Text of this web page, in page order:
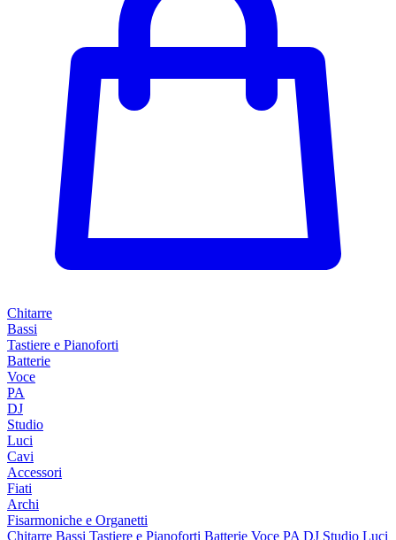
Chitarre
Bassi
Tastiere e Pianoforti
Batterie
Voce
PA
DJ
Studio
Luci
Cavi
Accessori
Fiati
Archi
Fisarmoniche e Organetti
Chitarre Bassi Tastiere e Pianoforti Batterie Voce PA DJ Studio Luci